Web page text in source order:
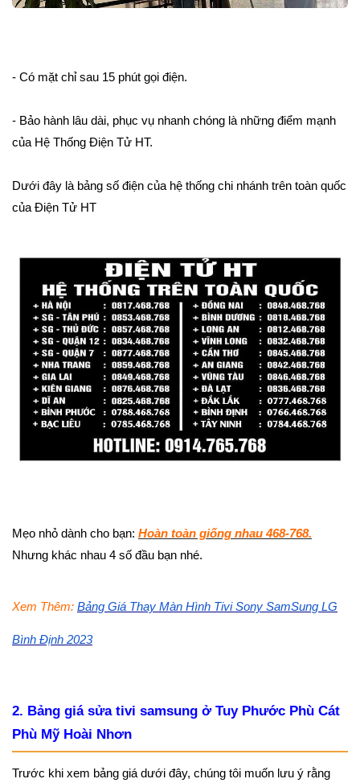
- Có mặt chỉ sau 15 phút gọi điện.
- Bảo hành lâu dài, phục vụ nhanh chóng là những điểm mạnh
của Hệ Thống Điện Tử HT.
Dưới đây là bảng số điện của hệ thống chi nhánh trên toàn quốc
của Điện Tử HT
Mẹo nhỏ dành cho bạn: Hoàn toàn giống nhau 468-768.
Nhưng khác nhau 4 số đầu bạn nhé.
Xem Thêm: Bảng Giá Thay Màn Hình Tivi Sony SamSung LG
Bình Định 2023
2. Bảng giá sửa tivi samsung ở Tuy Phước Phù Cát
Phù Mỹ Hoài Nhơn
Trước khi xem bảng giá dưới đây, chúng tôi muốn lưu ý rằng